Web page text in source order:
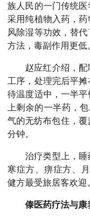
族人民的一门传统
采用纯植物入药，
风除湿等功效，替
方法，毒副作用更低
赵应红介绍，
工序，处理完后平摊
待温度适中，一半
上剩余的一半药，
气的无纺布包住，
分钟。
治疗类型上，睡
寒症方、痹症方、
健方最受旅居客欢迎
傣医药疗法与